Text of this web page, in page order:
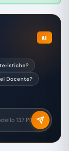
AI
Docente?